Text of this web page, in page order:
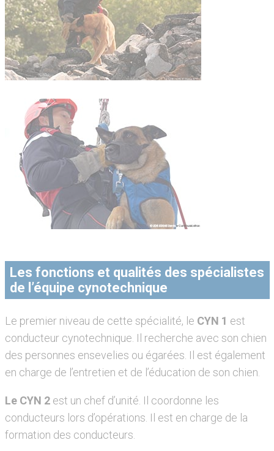
Les fonctions et qualités des spécialistes
de l’équipe cynotechnique
Le premier niveau de cette spécialité, le CYN 1 est
conducteur cynotechnique. Il recherche avec son chien
des personnes ensevelies ou égarées. Il est également
en charge de l’entretien et de l’éducation de son chien.
Le CYN 2est un chef d’unité. Il coordonne les
conducteurs lors d’opérations. Il est en charge de la
formation des conducteurs.